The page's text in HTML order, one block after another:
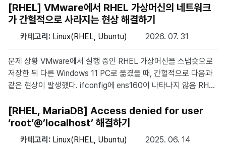
[RHEL] VMware에서 RHEL 가상머신의 네트워크
가 간헐적으로 사라지는 현상 해결하기
카테고리: Linux(RHEL, Ubuntu) 2026. 07. 31
문제 상황 VMware에서 실행 중인 RHEL 가상머신을 스냅숏으로
저장한 뒤 다른 Windows 11 PC로 옮겼을 때, 간헐적으로 다음과
같은 현상이 발생했다. ifconfig에 ens160이 나타나지 않음 RHE
부 PC에서는 가상머신을 옮기고 실행을 눌렀을 때 VMware에서
아래와 같은 CPU 호환성 경고를 출력했다. The features suppo
rted by the processor in this machine are different from t
he features supported by the processor in the machine on
[RHEL, MariaDB] Access denied for user
‘root’@’localhost’ 해결하기
카테고리: Linux(RHEL, Ubuntu) 2025. 06. 14